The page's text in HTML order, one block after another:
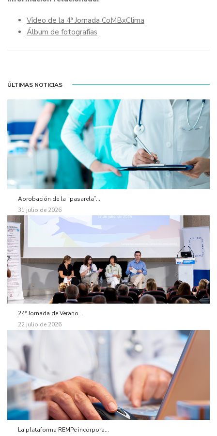
Vídeo de la 4ª Jornada CoMBxClima
Álbum de fotografías
ÚLTIMAS NOTICIAS
Aprobación de la “pasarela”...
31 julio de 2026
24ª Jornada de Verano...
22 julio de 2026
La plataforma REMPe incorpora...